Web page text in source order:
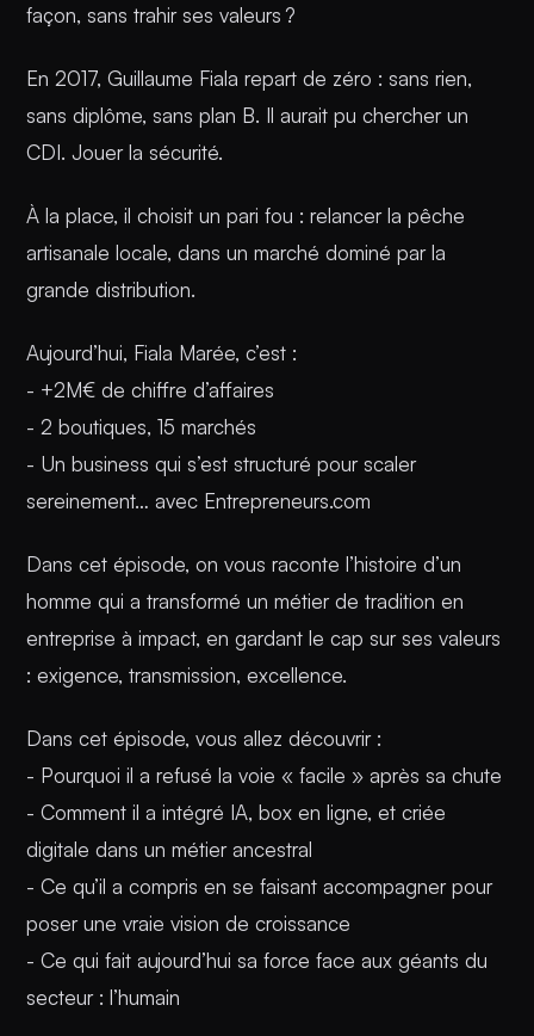
façon, sans trahir ses valeurs ?
En 2017, Guillaume Fiala repart de zéro : sans rien,
sans diplôme, sans plan B. Il aurait pu chercher un
CDI. Jouer la sécurité.
À la place, il choisit un pari fou : relancer la pêche
artisanale locale, dans un marché dominé par la
grande distribution.
Aujourd’hui, Fiala Marée, c’est :
- +2M€ de chiffre d’affaires
- 2 boutiques, 15 marchés
- Un business qui s’est structuré pour scaler
sereinement… avec Entrepreneurs.com
Dans cet épisode, on vous raconte l’histoire d’un
homme qui a transformé un métier de tradition en
entreprise à impact, en gardant le cap sur ses valeurs
: exigence, transmission, excellence.
Dans cet épisode, vous allez découvrir :
- Pourquoi il a refusé la voie « facile » après sa chute
- Comment il a intégré IA, box en ligne, et criée
digitale dans un métier ancestral
- Ce qu’il a compris en se faisant accompagner pour
poser une vraie vision de croissance
- Ce qui fait aujourd’hui sa force face aux géants du
secteur : l’humain